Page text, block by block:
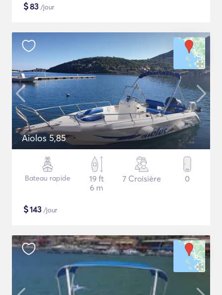
$83 /jour
Aiolos 5,85
Bateau rapide
19 ft
6 m
7 Croisière 0
$143 /jour